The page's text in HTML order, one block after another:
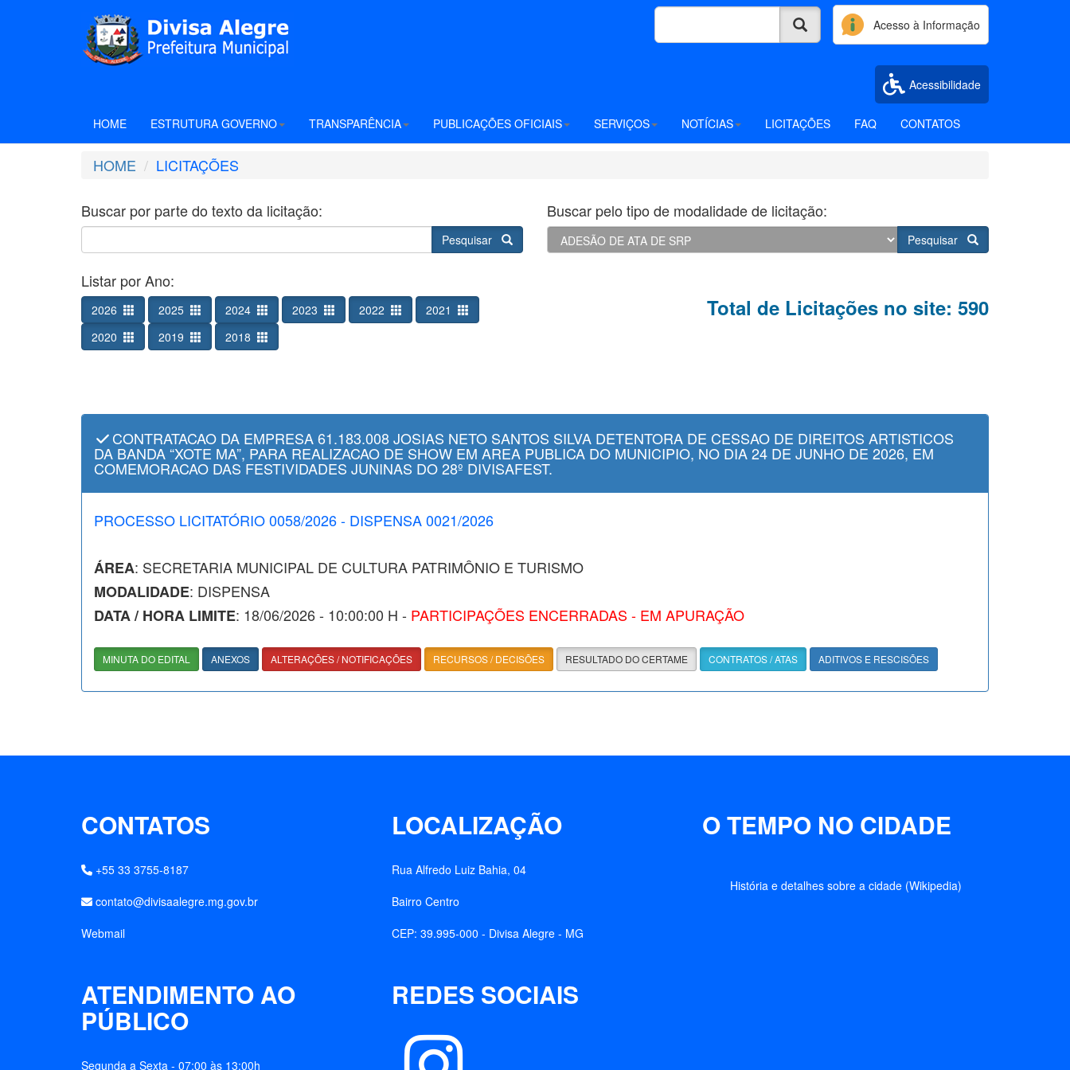
Acesso à Informação
Acessibilidade
HOME ESTRUTURA GOVERNO TRANSPARÊNCIA PUBLICAÇÕES OFICIAIS SERVIÇOS NOTÍCIAS LICITAÇÕES FAQ CONTATOS
HOME LICITAÇÕES
Buscar por parte do texto da licitação:
Pesquisar
Buscar pelo tipo de modalidade de licitação:
Pesquisar
Listar por Ano:
2026 2025 2024 2023 2022
2021
2020
2019 2018
Total de Licitações no site: 590
CONTRATACAO DA EMPRESA 61.183.008 JOSIAS NETO SANTOS SILVA DETENTORA DE CESSAO DE DIREITOS ARTISTICOS
DA BANDA “XOTE MA”, PARA REALIZACAO DE SHOW EM AREA PUBLICA DO MUNICIPIO, NO DIA 24 DE JUNHO DE 2026, EM
COMEMORACAO DAS FESTIVIDADES JUNINAS DO 28º DIVISAFEST.
PROCESSO LICITATÓRIO 0058/2026 - DISPENSA 0021/2026
ÁREA: SECRETARIA MUNICIPAL DE CULTURA PATRIMÔNIO E TURISMO
MODALIDADE: DISPENSA
DATA / HORA LIMITE: 18/06/2026 - 10:00:00 H - PARTICIPAÇÕES ENCERRADAS - EM APURAÇÃO
MINUTA DO EDITAL ANEXOS ALTERAÇÕES / NOTIFICAÇÕES RECURSOS / DECISÕES RESULTADO DO CERTAME CONTRATOS / ATAS ADITIVOS E RESCISÕES
CONTATOS
+55 33 3755-8187
contato@divisaalegre.mg.gov.br
Webmail
ATENDIMENTO AO
PÚBLICO
Segunda a Sexta - 07:00 às 13:00h
LOCALIZAÇÃO
Rua Alfredo Luiz Bahia, 04
Bairro Centro
CEP: 39.995-000 - Divisa Alegre - MG
REDES SOCIAIS
O TEMPO NO CIDADE
História e detalhes sobre a cidade (Wikipedia)